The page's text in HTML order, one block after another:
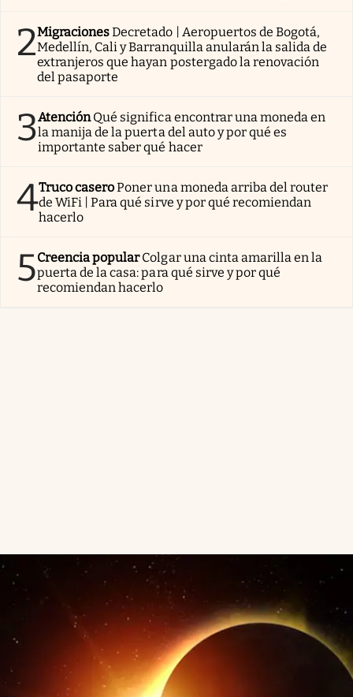
2MigracionesDecretado | Aeropuertos de Bogotá,
Medellín, Cali y Barranquilla anularán la salida de
extranjeros que hayan postergado la renovación
del pasaporte
3AtenciónQué significa encontrar una moneda en
la manija de la puerta del auto y por qué es
importante saber qué hacer
4Truco caseroPoner una moneda arriba del router
de WiFi | Para qué sirve y por qué recomiendan
hacerlo
5Creencia popularColgar una cinta amarilla en la
puerta de la casa: para qué sirve y por qué
recomiendan hacerlo